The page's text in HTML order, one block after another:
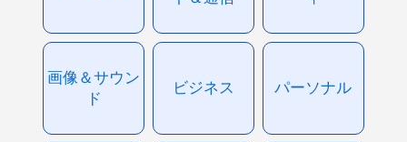
画像＆サウン
ド
ビジネス パーソナル